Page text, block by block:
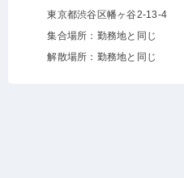
東京都渋谷区幡ヶ谷2-13-4
集合場所：勤務地と同じ
解散場所：勤務地と同じ